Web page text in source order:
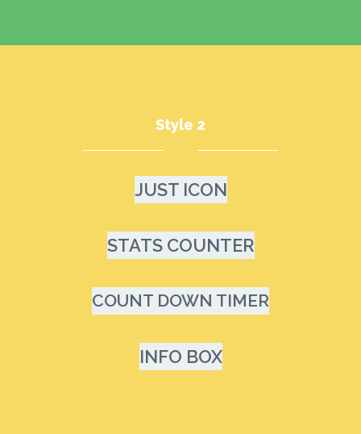
Style 2
JUST ICON
STATS COUNTER
COUNT DOWN TIMER
INFO BOX